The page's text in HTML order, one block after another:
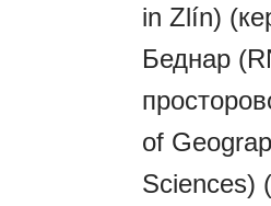
in Zlín)
Беднар
of
Sciences)